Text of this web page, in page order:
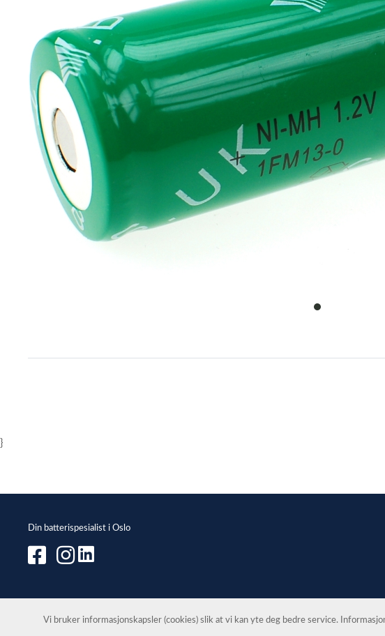
item
of
}
Din batterispesialist i Oslo
Vi bruker informasjonskapsler (cookies) slik at vi kan yte deg bedre service.